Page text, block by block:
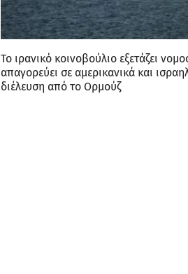
Το ιρανικό κοινοβούλιο εξετάζει
απαγορεύει σε αμερικανικά και
διέλευση από το Ορμούζ